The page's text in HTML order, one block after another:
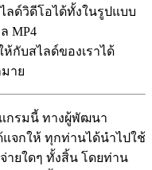
ลด์วิดีโอได้ทั้งในรูปแบบ
MP4
ห้กับสไลด์ของเราได้
าย
แกรมนี้ ทางผู้พัฒนา
ด้แจกให้ ทุกท่านได้นำไปใช้
ายใดๆ ทั้งสิ้น โดยท่าน